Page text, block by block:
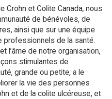
Crohn et Colite Canada, nous
de bénévoles, de
ainsi que sur une équipe
professionnels de la santé.
l’âme de notre organisation,
stimulantes de
grande ou petite, a le
la vie des personnes
et de la colite ulcéreuse, et